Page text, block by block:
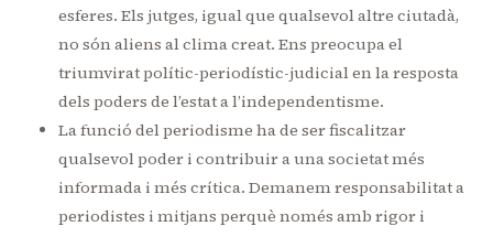
esferes. Els jutges, igual que qualsevol altre ciutadà,
no són aliens al clima creat. Ens preocupa el
triumvirat polític-periodístic-judicial en la resposta
dels poders de l’estat a l’independentisme.
La funció del periodisme ha de ser fiscalitzar
qualsevol poder i contribuir a una societat més
informada i més crítica. Demanem responsabilitat a
periodistes i mitjans perquè només amb rigor i